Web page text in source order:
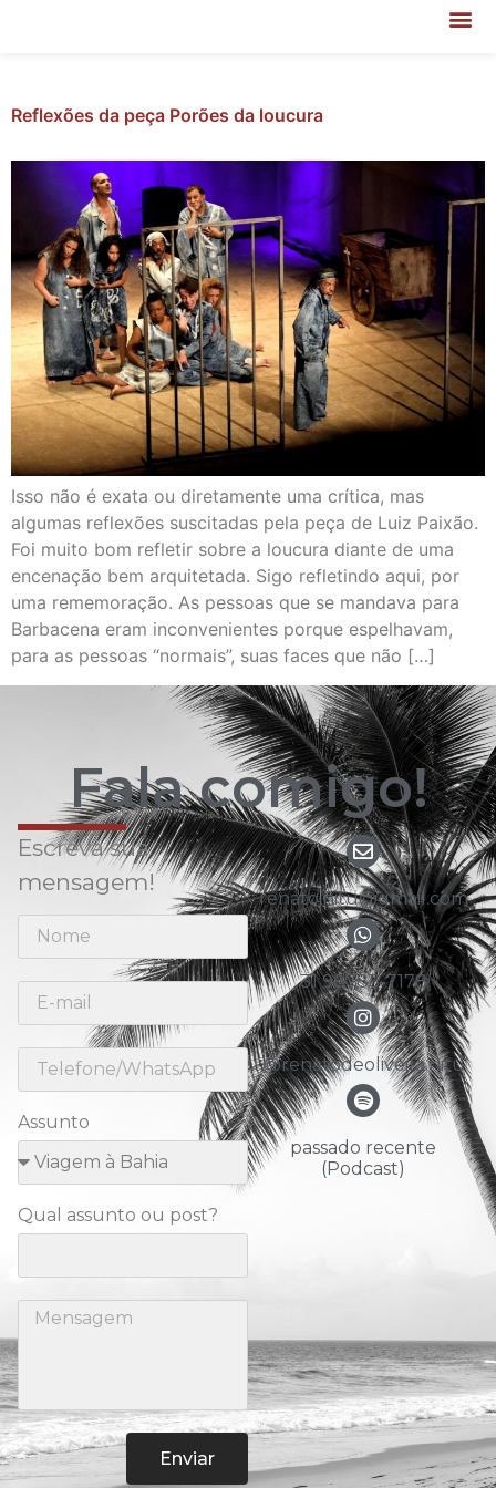
Reflexões da peça Porões da loucura
Isso não é exata ou diretamente uma crítica, mas
algumas reflexões suscitadas pela peça de Luiz Paixão.
Foi muito bom refletir sobre a loucura diante de uma
encenação bem arquitetada. Sigo refletindo aqui, por
uma rememoração. As pessoas que se mandava para
Barbacena eram inconvenientes porque espelhavam,
para as pessoas “normais”, suas faces que não […]
Fala comigo!
Escreva sua
mensagem!
Assunto
Qual assunto ou post?
Enviar
renato.nitu@gmail.com
31 98783-7178
@renatodeoliveira.nitu
passado recente
(Podcast)